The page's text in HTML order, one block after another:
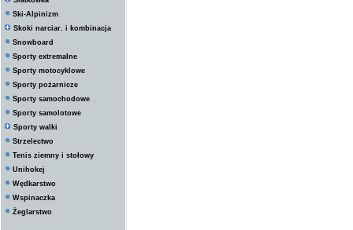
Ski-Alpinizm
Skoki narciar. i kombinacja
Snowboard
Sporty extremalne
Sporty motocyklowe
Sporty pożarnicze
Sporty samochodowe
Sporty samolotowe
Sporty walki
Strzelectwo
Tenis ziemny i stołowy
Unihokej
Wędkarstwo
Wspinaczka
Żeglarstwo